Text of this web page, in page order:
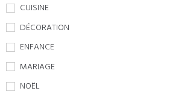
CUISINE
DÉCORATION
ENFANCE
MARIAGE
NOËL